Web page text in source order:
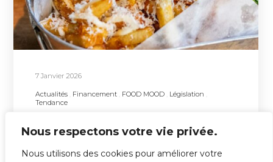
Nous respectons votre vie privée.
Nous utilisons des cookies pour améliorer votre
7 Janvier 2026
Actualités Financement FOOD MOOD
Législation
Tendance
“taxe fast-food” qui fait débat